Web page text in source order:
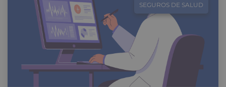
SEGUROS DE SALUD